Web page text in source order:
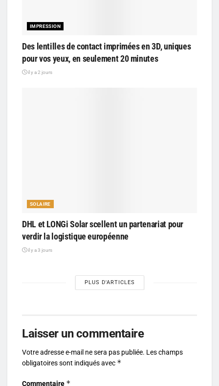
IMPRESSION
Des lentilles de contact imprimées en 3D, uniques
pour vos yeux, en seulement 20 minutes
il y a 2 jours
SOLAIRE
DHL et LONGi Solar scellent un partenariat pour
verdir la logistique européenne
il y a 3 jours
PLUS D'ARTICLES
Laisser un commentaire
Votre adresse e-mail ne sera pas publiée. Les champs
obligatoires sont indiqués avec *
Commentaire *